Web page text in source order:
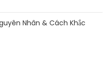
Nhân & Cách Khắc